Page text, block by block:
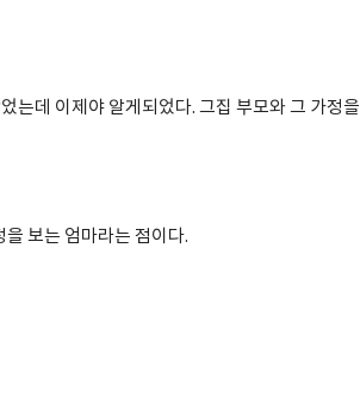
는데 이제야 알게되었다. 그집 부모와 그 가정을
보는 엄마라는 점이다.